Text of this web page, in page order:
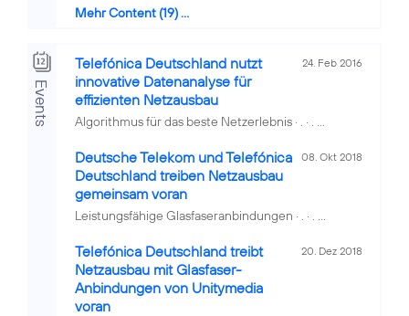
Mehr Content (19) ...
Events
Telefónica Deutschland nutzt
innovative Datenanalyse für
effizienten Netzausbau
24. Feb 2016
Algorithmus für das beste Netzerlebnis · . · . ...
Deutsche Telekom und Telefónica
Deutschland treiben Netzausbau
gemeinsam voran
08. Okt 2018
Leistungsfähige Glasfaseranbindungen · . · . ...
Telefónica Deutschland treibt
Netzausbau mit Glasfaser-
Anbindungen von Unitymedia
voran
20. Dez 2018